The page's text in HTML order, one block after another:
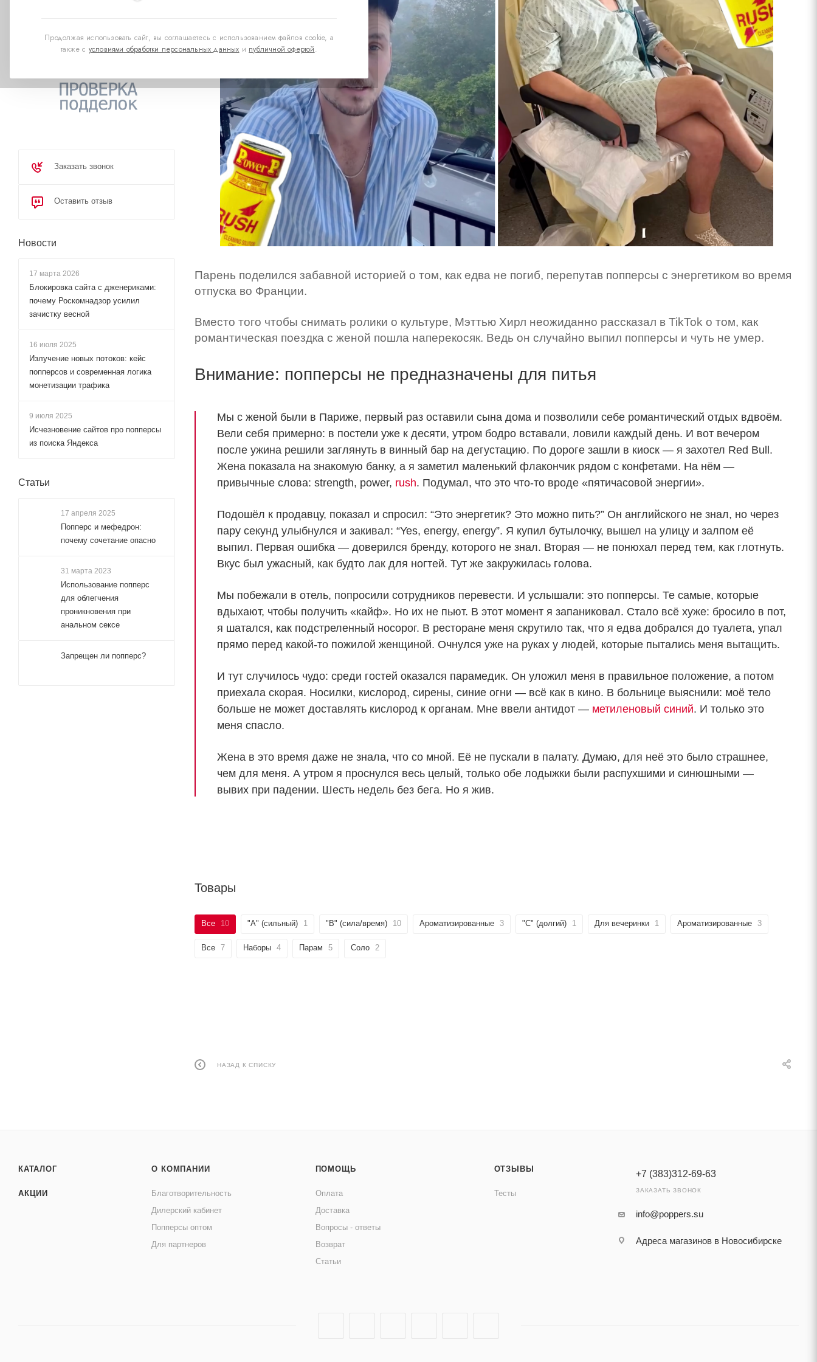
Продолжая использовать сайт, вы соглашаетесь с использованием файлов cookie, а
также с условиями обработки персональных данных и публичной офертой.
Парень поделился забавной историей о том, как едва не погиб, перепутав попперсы с энергетиком во время
отпуска во Франции.
Вместо того чтобы снимать ролики о культуре, Мэттью Хирл неожиданно рассказал в TikTok о том, как
романтическая поездка с женой пошла наперекосяк. Ведь он случайно выпил попперсы и чуть не умер.
Внимание: попперсы не предназначены для питья
Мы с женой были в Париже, первый раз оставили сына дома и позволили себе романтический отдых вдвоём.
Вели себя примерно: в постели уже к десяти, утром бодро вставали, ловили каждый день. И вот вечером
после ужина решили заглянуть в винный бар на дегустацию. По дороге зашли в киоск — я захотел Red Bull.
Жена показала на знакомую банку, а я заметил маленький флакончик рядом с конфетами. На нём —
привычные слова: strength, power, rush. Подумал, что это что-то вроде «пятичасовой энергии».
Подошёл к продавцу, показал и спросил: “Это энергетик? Это можно пить?” Он английского не знал, но через
пару секунд улыбнулся и закивал: “Yes, energy, energy”. Я купил бутылочку, вышел на улицу и залпом её
выпил. Первая ошибка — доверился бренду, которого не знал. Вторая — не понюхал перед тем, как глотнуть.
Вкус был ужасный, как будто лак для ногтей. Тут же закружилась голова.
Мы побежали в отель, попросили сотрудников перевести. И услышали: это попперсы. Те самые, которые
вдыхают, чтобы получить «кайф». Но их не пьют. В этот момент я запаниковал. Стало всё хуже: бросило в пот,
я шатался, как подстреленный носорог. В ресторане меня скрутило так, что я едва добрался до туалета, упал
прямо перед какой-то пожилой женщиной. Очнулся уже на руках у людей, которые пытались меня вытащить.
И тут случилось чудо: среди гостей оказался парамедик. Он уложил меня в правильное положение, а потом
приехала скорая. Носилки, кислород, сирены, синие огни — всё как в кино. В больнице выяснили: моё тело
больше не может доставлять кислород к органам. Мне ввели антидот — метиленовый синий. И только это
меня спасло.
Жена в это время даже не знала, что со мной. Её не пускали в палату. Думаю, для неё это было страшнее,
чем для меня. А утром я проснулся весь целый, только обе лодыжки были распухшими и синюшными —
вывих при падении. Шесть недель без бега. Но я жив.
Товары
Все 10 "А" (сильный) 1 "B" (сила/время) 10 Ароматизированные 3 "C" (долгий) 1 Для вечеринки 1 Ароматизированные 3
Все 7 Наборы 4 Парам 5 Соло 2
НАЗАД К СПИСКУ
Заказать звонок
Оставить отзыв
Новости
17 марта 2026
Блокировка сайта с дженериками:
почему Роскомнадзор усилил
зачистку весной
16 июля 2025
Излучение новых потоков: кейс
попперсов и современная логика
монетизации трафика
9 июля 2025
Исчезновение сайтов про попперсы
из поиска Яндекса
Статьи
17 апреля 2025
Попперс и мефедрон:
почему сочетание опасно
31 марта 2023
Использование попперс
для облегчения
проникновения при
анальном сексе
Запрещен ли попперс?
КАТАЛОГ
АКЦИИ
О КОМПАНИИ
Благотворительность
Дилерский кабинет
Попперсы оптом
Для партнеров
ПОМОЩЬ
Оплата
Доставка
Вопросы - ответы
Возврат
Статьи
ОТЗЫВЫ
Тесты
+7 (383)312-69-63
ЗАКАЗАТЬ ЗВОНОК
info@poppers.su
Адреса магазинов в Новосибирске